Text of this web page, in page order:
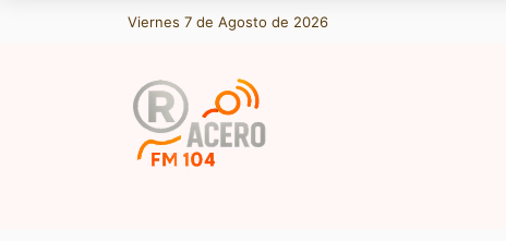
Viernes 7 de Agosto de 2026Hoy es Viernes 7 de Agosto de 2026 y